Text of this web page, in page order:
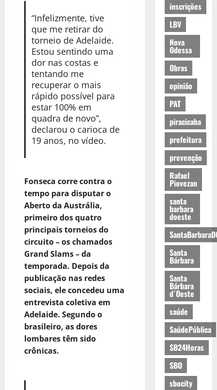
“Infelizmente, tive
que me retirar do
torneio de Adelaide.
Estou sentindo uma
dor nas costas e
tentando me
recuperar o mais
rápido possível para
estar 100% em
quadra de novo”,
declarou o carioca de
19 anos, no vídeo.
Fonseca corre contra o
tempo para disputar o
Aberto da Austrália,
primeiro dos quatro
principais torneios do
circuito – os chamados
Grand Slams – da
temporada. Depois da
publicação nas redes
sociais, ele concedeu uma
entrevista coletiva em
Adelaide. Segundo o
brasileiro, as dores
lombares têm sido
crônicas.
inscrições
LBV
Nova
Odessa
Obras
opinião
PAT
piracicaba
prefeitura
prevenção
Rafael
Piovezan
santa
barbara
doeste
Santa
Bárbara
Santa
Bárbara
d´Oeste
saúde
SaúdePública
SB24Horas
SBO
sbocity